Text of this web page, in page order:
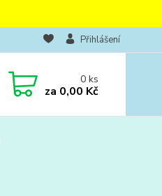
Přihlášení
0ks
za 0,00 Kč